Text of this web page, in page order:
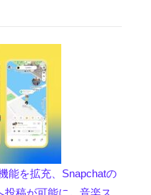
能を拡充、Snapchatの